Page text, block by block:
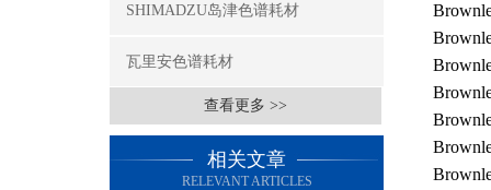
SHIMADZU岛津色谱耗材
瓦里安色谱耗材
查看更多 >>
相关文章
RELEVANT ARTICLES